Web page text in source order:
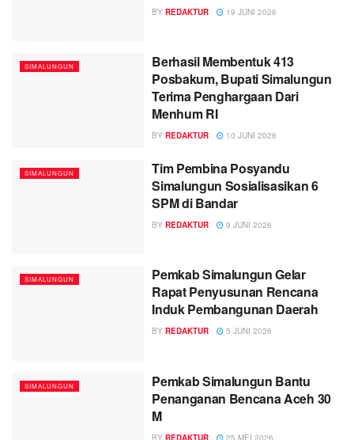
BY REDAKTUR 19 JUNI 2026
SIMALUNGUN
Berhasil Membentuk 413
Posbakum, Bupati Simalungun
Terima Penghargaan Dari
Menhum RI
BY REDAKTUR 10 JUNI 2026
SIMALUNGUN
Tim Pembina Posyandu
Simalungun Sosialisasikan 6
SPM di Bandar
BY REDAKTUR 9 JUNI 2026
SIMALUNGUN
Pemkab Simalungun Gelar
Rapat Penyusunan Rencana
Induk Pembangunan Daerah
BY REDAKTUR 5 JUNI 2026
SIMALUNGUN
Pemkab Simalungun Bantu
Penanganan Bencana Aceh 30
M
BY REDAKTUR 25 MEI 2026